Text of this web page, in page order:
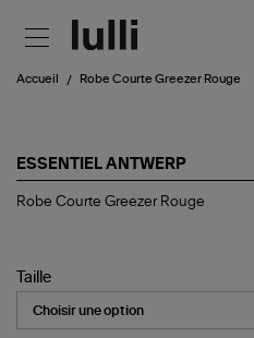
Accueil Robe Courte Greezer Rouge
ESSENTIEL ANTWERP
Robe
Robe Courte Greezer Rouge
Taille